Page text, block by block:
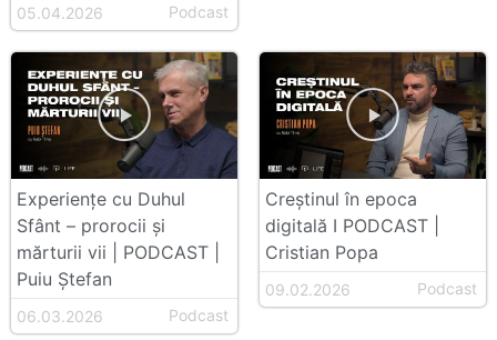
05.04.2026 Podcast
Experiențe cu Duhul
Sfânt – prorocii și
mărturii vii | PODCAST |
Puiu Ștefan
06.03.2026 Podcast
Creștinul în epoca
digitală I PODCAST |
Cristian Popa
09.02.2026 Podcast